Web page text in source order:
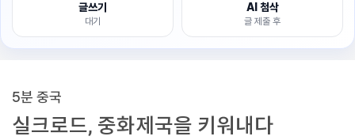
글쓰기
대기
AI 첨삭
글 제출 후
5분 중국
실크로드, 중화제국을 키워내다